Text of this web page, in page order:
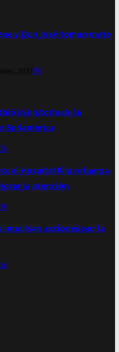
y Don José toman mate
2022 0
la historia de la
Sudamérica
0
el Hospital Illia refuerza
la atención
0
acciones por la
0